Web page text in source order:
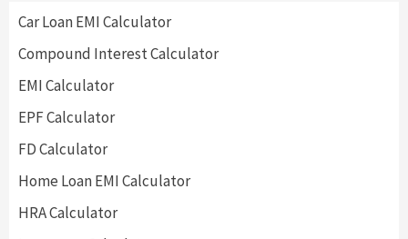
Car Loan EMI Calculator
Compound Interest Calculator
EMI Calculator
EPF Calculator
FD Calculator
Home Loan EMI Calculator
HRA Calculator